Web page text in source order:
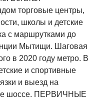
торговые центры,
школы и детские
с маршрутками до
Мытищи. Шаговая
в 2020 году метро. В
и спортивные
и выезд на
шоссе. ПЕРВИЧНЫЕ